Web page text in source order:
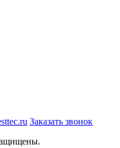
Заказать звонок